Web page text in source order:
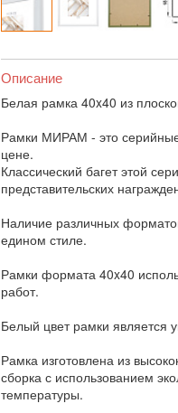
Описание
Белая рамка 40x40 из
Рамки МИРАМ - это серийные
цене.
Классический багет этой
представительских
Наличие различных
едином стиле.
Рамки формата 40x40
работ.
Белый цвет рамки является
Рамка изготовлена из
сборка с использованием
температуры.